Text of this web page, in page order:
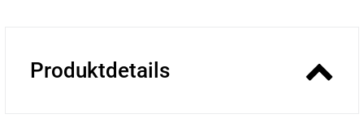
Produktdetails